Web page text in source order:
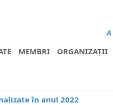
A
MEMBRI ORGANIZAȚII
în anul 2022